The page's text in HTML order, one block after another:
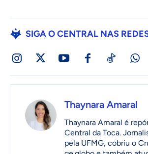
SIGA O CENTRAL NAS
Thaynara Amaral
Thaynara Amaral é
Central da Toca.
pela UFMG, cobriu o